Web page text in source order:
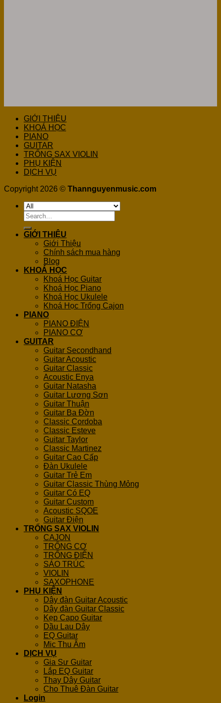
GIỚI THIỆU
KHOÁ HỌC
PIANO
GUITAR
TRỐNG SAX VIOLIN
PHỤ KIỆN
DỊCH VỤ
Copyright 2026 © Thannguyenmusic.com
Search
for:
GIỚI THIỆU
Giới Thiệu
Chính sách mua hàng
Blog
KHOÁ HỌC
Khoá Học Guitar
Khoá Học Piano
Khoá Học Ukulele
Khoá Học Trống Cajon
PIANO
PIANO ĐIỆN
PIANO CƠ
GUITAR
Guitar Secondhand
Guitar Acoustic
Guitar Classic
Acoustic Enya
Guitar Natasha
Guitar Lương Sơn
Guitar Thuận
Guitar Ba Đờn
Classic Cordoba
Classic Esteve
Guitar Taylor
Classic Martinez
Guitar Cao Cấp
Đàn Ukulele
Guitar Trẻ Em
Guitar Classic Thùng Mỏng
Guitar Có EQ
Guitar Custom
Acoustic SQOE
Guitar Điện
TRỐNG SAX VIOLIN
CAJON
TRỐNG CƠ
TRỐNG ĐIỆN
SÁO TRÚC
VIOLIN
SAXOPHONE
PHỤ KIỆN
Dây đàn Guitar Acoustic
Dây đàn Guitar Classic
Kẹp Capo Guitar
Dầu Lau Dây
EQ Guitar
Mic Thu Âm
DỊCH VỤ
Gia Sư Guitar
Lắp EQ Guitar
Thay Dây Guitar
Cho Thuê Đàn Guitar
Login